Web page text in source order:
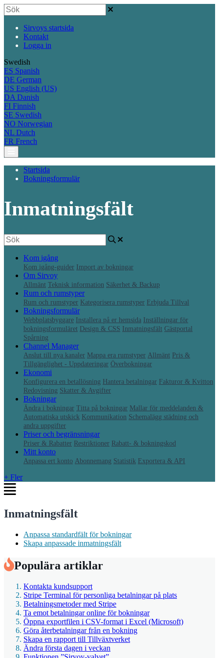
Sirvoys startsida
Kontakt
Logga in
Swedish
ES Spanish
DE German
US English (US)
DA Danish
FI Finnish
SE Swedish
NO Norwegian
NL Dutch
FR French
Startsida
Bokningsformulär
Inmatningsfält
Kom igång
Kom igång-guider Import av bokningar
Om Sirvoy
Allmänt Teknisk information Säkerhet & Backup
Rum och rumstyper
Rum och rumstyper Kategorisera rumstyper Erbjuda Tillval
Bokningsformulär
Webbplatsbyggare Installera på er hemsida Inställningar för
bokningsformuläret Design & CSS Inmatningsfält Gästportal
Spårning
Channel Manager
Anslut till nya kanaler Mappa era rumstyper Allmänt Pris &
Tillgänglighet - Uppdateringar Överbokningar
Ekonomi
Konfigurera en betallösning Hantera betalningar Fakturor & Kvitton
Redovisning Skatter & Avgifter
Bokningar
Ändra i bokningar Titta på bokningar Mallar för meddelanden &
Automatiska utskick Kommunikation Schemalägg städning och
andra uppgifter
Priser och begränsningar
Priser & Rabatter Restriktioner Rabatt- & bokningskod
Mitt konto
Anpassa ert konto Abonnemang Statistik Exportera & API
+ Fler
Inmatningsfält
Anpassa standardfält för bokningar
Skapa anpassade inmatningsfält
Populära artiklar
Kontakta kundsupport
Stripe Terminal för personliga betalningar på plats
Betalningsmetoder med Stripe
Ta emot betalningar online för bokningar
Öppna exportfilen i CSV-format i Excel (Microsoft)
Göra återbetalningar från en bokning
Skapa en rapport till Tillväxtverket
Ändra första dagen i veckan